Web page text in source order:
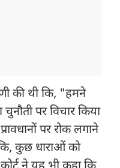
की थी कि, "हमने
चुनौती पर विचार किया
पर रोक लगाने
कुछ धाराओं को